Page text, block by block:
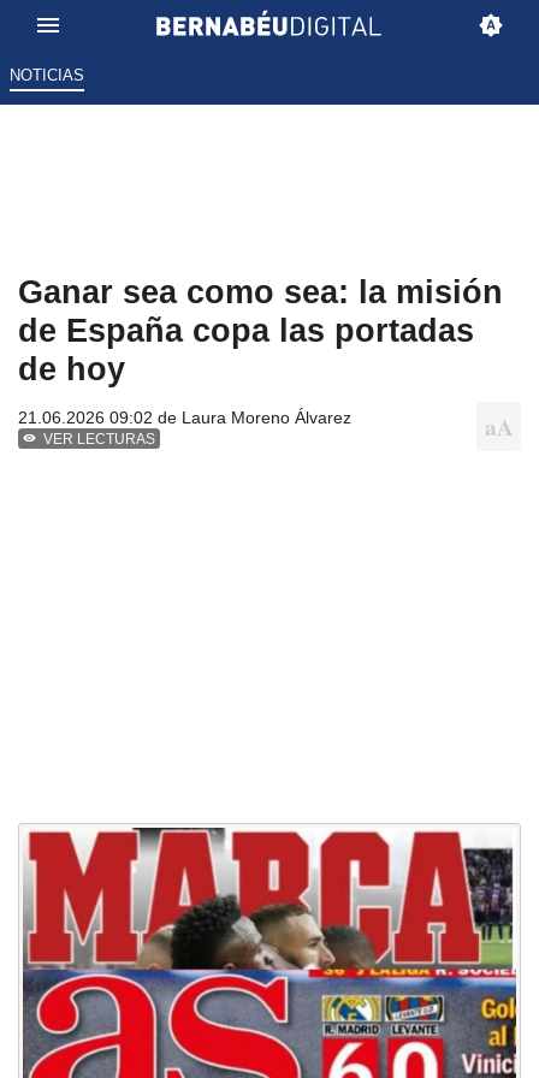
NOTICIAS
Ganar sea como sea: la misión
de España copa las portadas
de hoy
21.06.2026 09:02 de Laura Moreno Álvarez
VER LECTURAS